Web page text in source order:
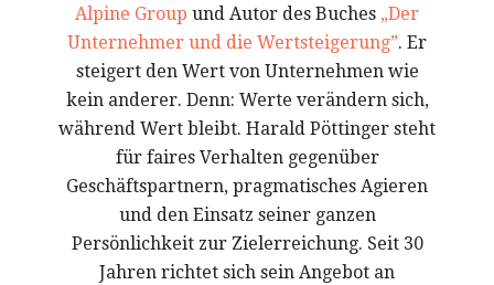
Alpine Group und Autor des Buches „Der
Unternehmer und die Wertsteigerung”. Er
steigert den Wert von Unternehmen wie
kein anderer. Denn: Werte verändern sich,
während Wert bleibt. Harald Pöttinger steht
für faires Verhalten gegenüber
Geschäftspartnern, pragmatisches Agieren
und den Einsatz seiner ganzen
Persönlichkeit zur Zielerreichung. Seit 30
Jahren richtet sich sein Angebot an